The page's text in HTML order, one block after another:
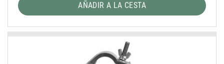
AÑADIR A LA CESTA